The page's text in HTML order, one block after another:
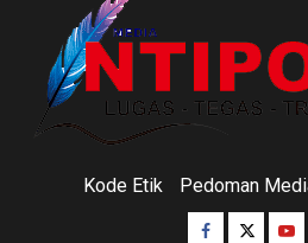
Kode Etik Pedoman
Facebook
Twitter